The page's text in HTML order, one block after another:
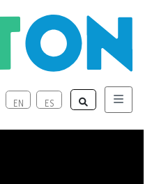
EN ES Menu